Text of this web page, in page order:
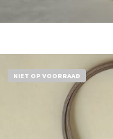
NIET OP VOORRAAD